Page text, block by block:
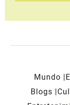
Mundo
Blogs